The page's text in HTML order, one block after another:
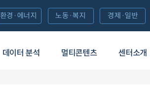
데이터 분석 멀티콘텐츠 센터소개
환경·에너지 노동·복지 경제·일반